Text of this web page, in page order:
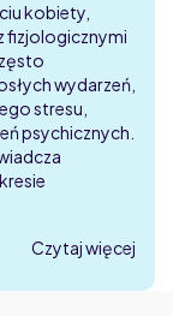
kobiety,
fizjologicznymi
wydarzeń,
stresu,
psychicznych.
Czytaj więcej